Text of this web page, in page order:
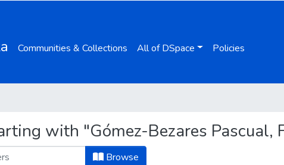
Communities & Collections All of DSpace Policies
with "Gómez-Bezares Pascual,
Browse